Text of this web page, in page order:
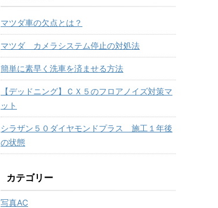
マツダ車の欠点とは？
マツダ カメラシステム停止の対処法
簡単に素早く洗車を済ませる方法
【デッドニング】ＣＸ５のフロアノイズ対策マ
ット
シラザン５０ダイヤモンドプラス 施工１年後
の状態
カテゴリー
写真AC